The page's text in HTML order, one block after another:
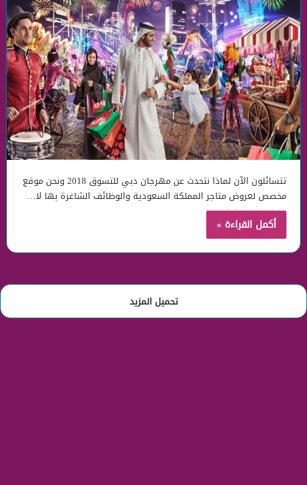
تتسائلون الآن لماذا نتحدث عن مهرجان دبي للتسوق 2018 ونحن موقع
مخصص لعروض متاجر المملكة السعودية والوظائف الشاغرة بها لا…
أكمل القراءة »
تحميل المزيد